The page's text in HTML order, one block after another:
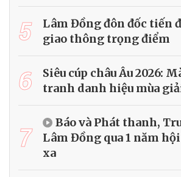
5
Lâm Đồng đôn đốc tiến
giao thông trọng điểm
6
Siêu cúp châu Âu 2026:
tranh danh hiệu mùa
7
Báo và Phát thanh,
Lâm Đồng qua 1 năm
xa